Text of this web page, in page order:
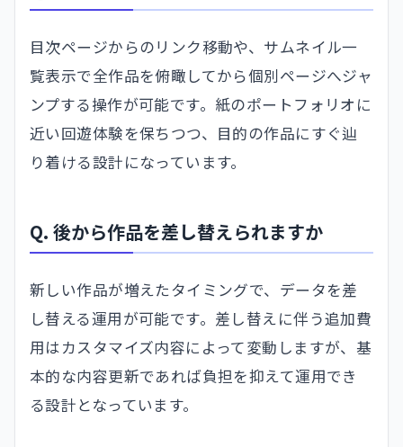
目次ページからのリンク移動や、サムネイル一
覧表示で全作品を俯瞰してから個別ページへジャ
ンプする操作が可能です。紙のポートフォリオに
近い回遊体験を保ちつつ、目的の作品にすぐ辿
り着ける設計になっています。
Q. 後から作品を差し替えられますか
新しい作品が増えたタイミングで、データを差
し替える運用が可能です。差し替えに伴う追加費
用はカスタマイズ内容によって変動しますが、基
本的な内容更新であれば負担を抑えて運用でき
る設計となっています。